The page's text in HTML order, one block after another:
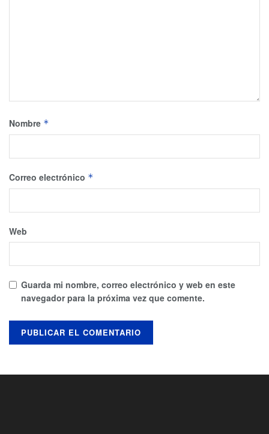
Nombre *
Correo electrónico *
Web
Guarda mi nombre, correo electrónico y web en este
navegador para la próxima vez que comente.